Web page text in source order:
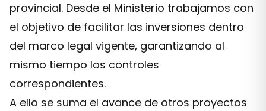
provincial. Desde el Ministerio trabajamos con
el objetivo de facilitar las inversiones dentro
del marco legal vigente, garantizando al
mismo tiempo los controles
correspondientes.
A ello se suma el avance de otros proyectos